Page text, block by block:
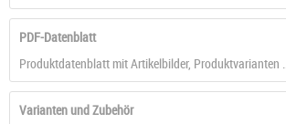
PDF-Datenblatt
Produktdatenblatt mit Artikelbilder, Produktvarianten ...
Varianten und Zubehör